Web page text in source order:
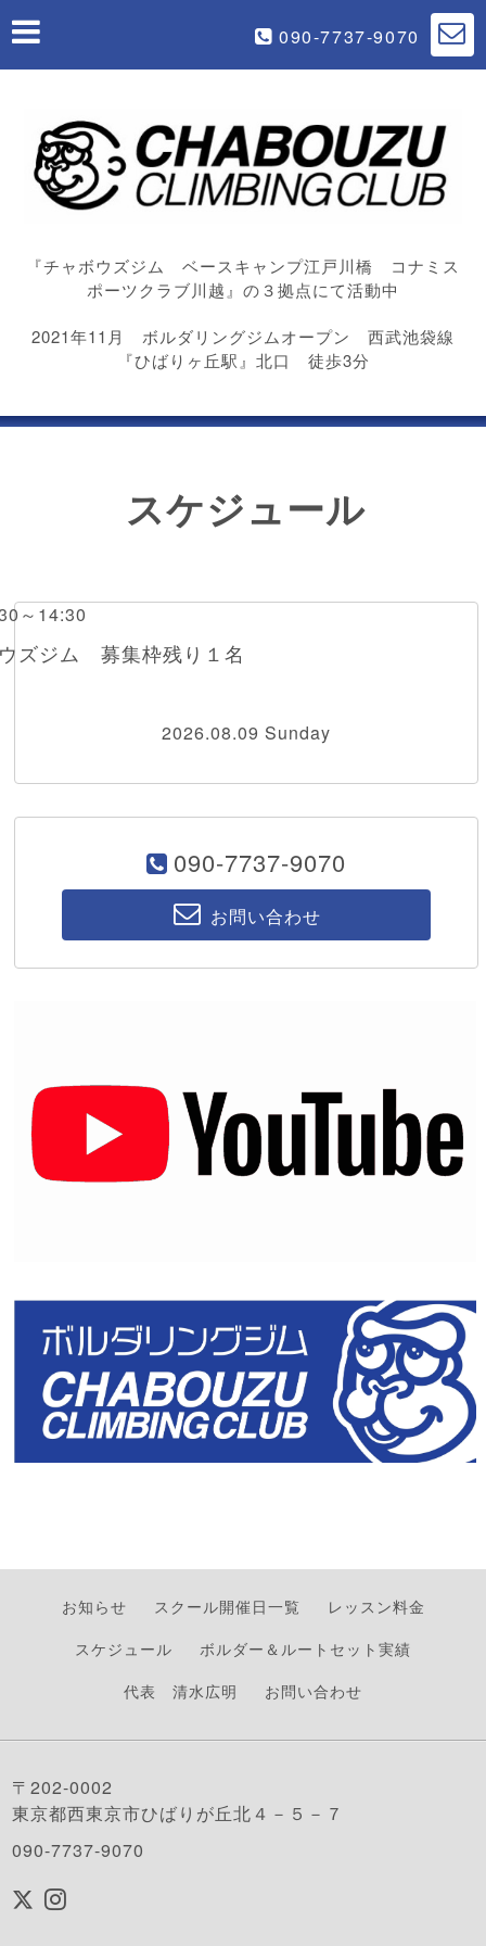
090-7737-9070
『チャボウズジム ベースキャンプ江戸川橋 コナミス
ポーツクラブ川越』の３拠点にて活動中
2021年11月 ボルダリングジムオープン 西武池袋線
『ひばりヶ丘駅』北口 徒歩3分
スケジュール
～14:30
ズジム 募集枠残り１名
2026.08.09 Sunday
090-7737-9070
お問い合わせ
お知らせ スクール開催日一覧
レッスン料金
スケジュール
ボルダー＆ルートセット実績
代表 清水広明
お問い合わせ
〒202-0002
東京都西東京市ひばりが丘北４－５－７
090-7737-9070